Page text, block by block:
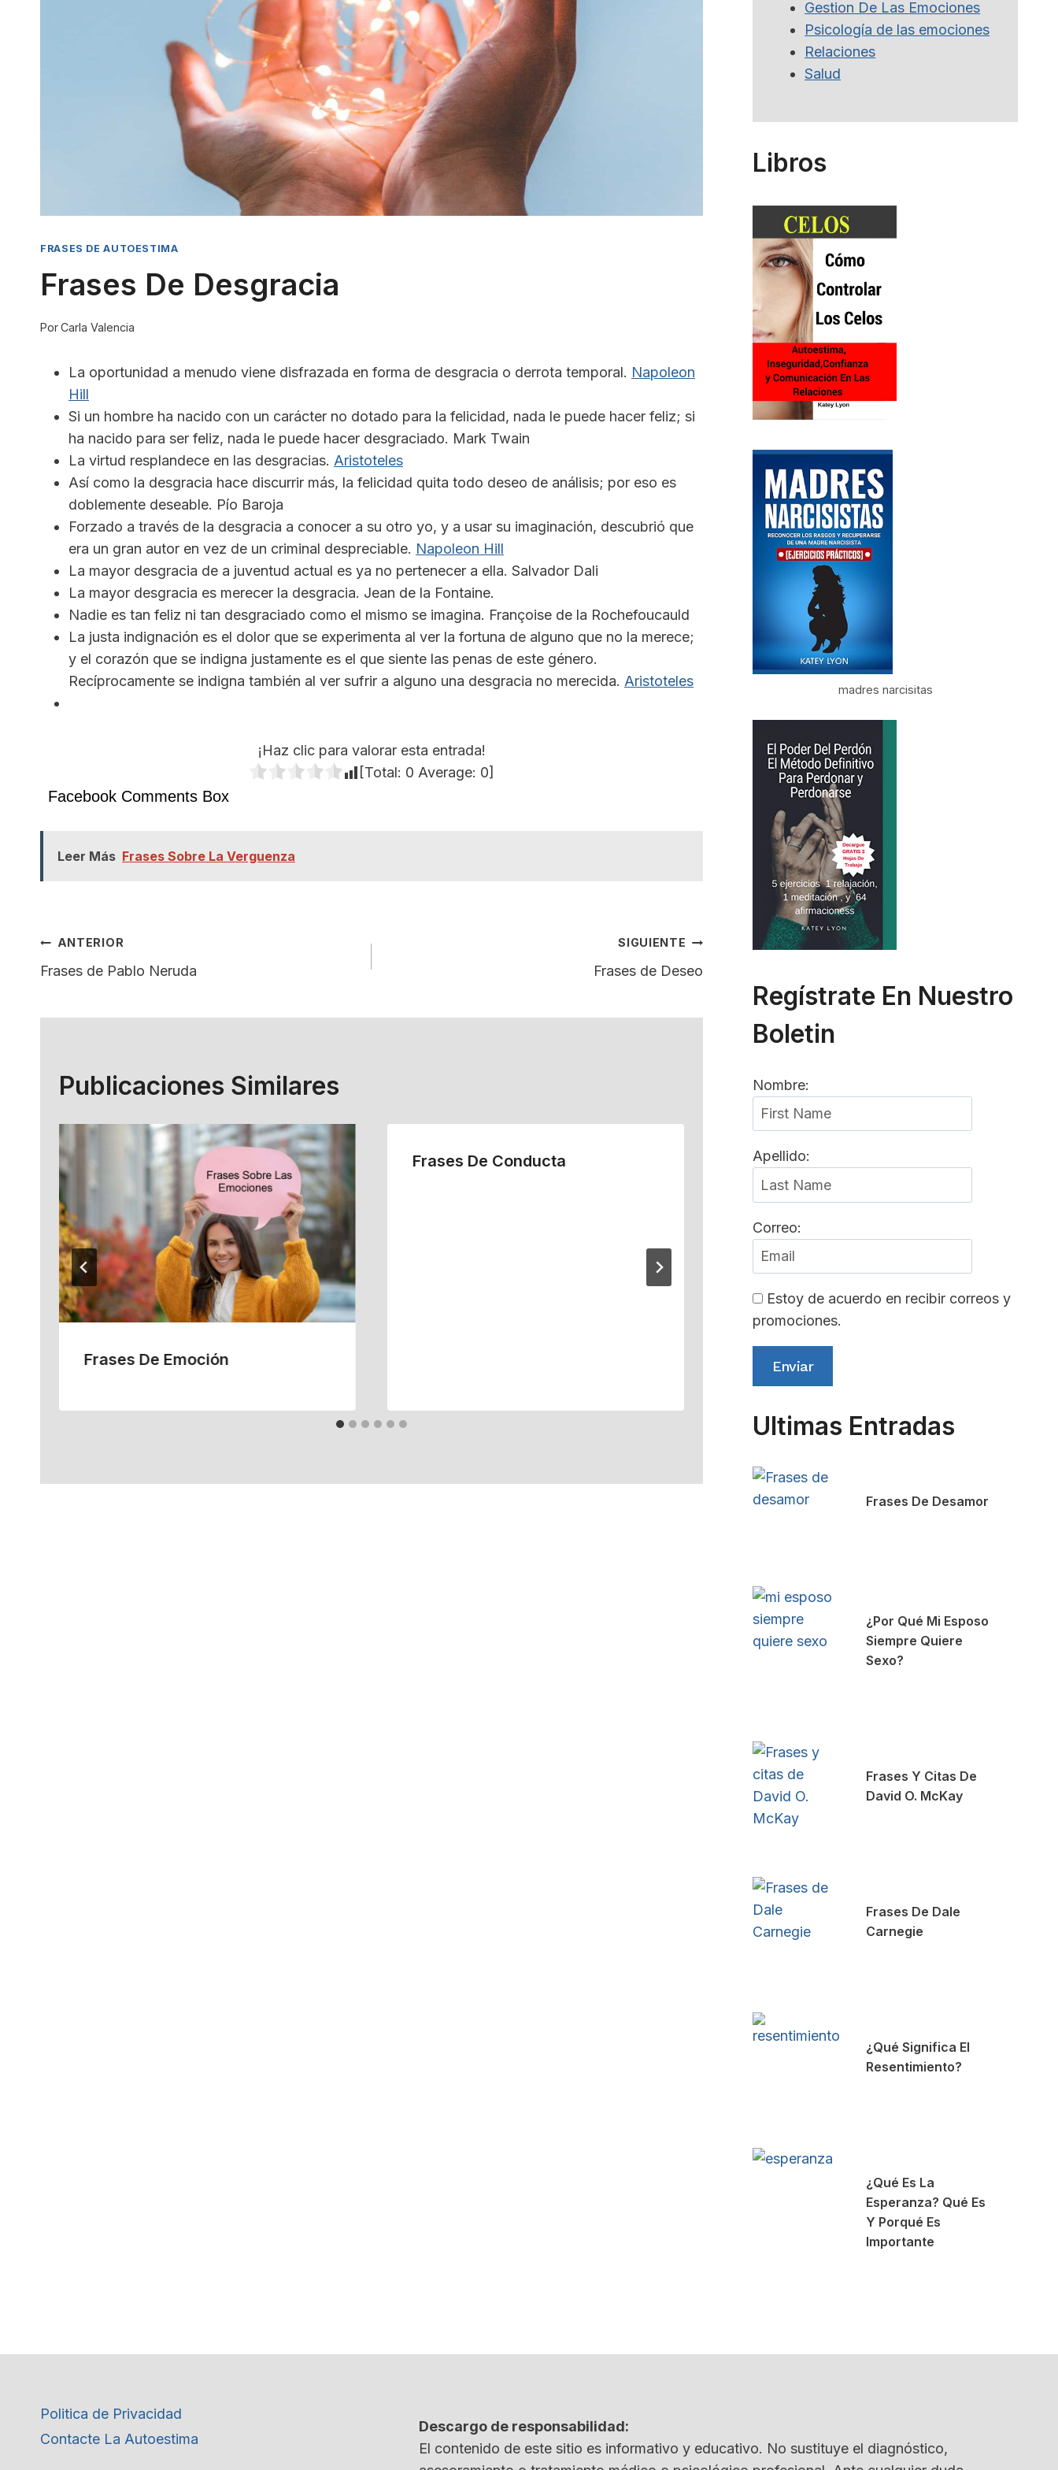
FRASES DE AUTOESTIMA
Frases De Desgracia
PorCarla Valencia
La oportunidad a menudo viene disfrazada en forma de desgracia o derrota temporal. Napoleon
Hill
Si un hombre ha nacido con un carácter no dotado para la felicidad, nada le puede hacer feliz; si
ha nacido para ser feliz, nada le puede hacer desgraciado. Mark Twain
La virtud resplandece en las desgracias. Aristoteles
Así como la desgracia hace discurrir más, la felicidad quita todo deseo de análisis; por eso es
doblemente deseable. Pío Baroja
Forzado a través de la desgracia a conocer a su otro yo, y a usar su imaginación, descubrió que
era un gran autor en vez de un criminal despreciable. Napoleon Hill
La mayor desgracia de a juventud actual es ya no pertenecer a ella. Salvador Dali
La mayor desgracia es merecer la desgracia. Jean de la Fontaine.
Nadie es tan feliz ni tan desgraciado como el mismo se imagina. Françoise de la Rochefoucauld
La justa indignación es el dolor que se experimenta al ver la fortuna de alguno que no la merece;
y el corazón que se indigna justamente es el que siente las penas de este género.
Recíprocamente se indigna también al ver sufrir a alguno una desgracia no merecida. Aristoteles
¡Haz clic para valorar esta entrada!
[Total: 0 Average: 0]
Facebook Comments Box
Leer Más Frases Sobre La Verguenza
Navegación
De
Entradas
ANTERIOR
Frases de Pablo Neruda
SIGUIENTE
Frases de Deseo
Publicaciones Similares
Frases De Emoción
Frases De Conducta
Frases De Tomás De Aquino
Gestion De Las Emociones
Psicología de las emociones
Relaciones
Salud
Libros
madres narcisitas
Regístrate En Nuestro
Boletin
Nombre:
Apellido:
Correo:
Estoy de acuerdo en recibir correos y
promociones.
Enviar
Ultimas Entradas
Frases De Desamor
¿Por Qué Mi Esposo
Siempre Quiere
Sexo?
Frases Y Citas De
David O. McKay
Frases De Dale
Carnegie
¿Qué Significa El
Resentimiento?
¿Qué Es La
Esperanza? Qué Es
Y Porqué Es
Importante
Politica de Privacidad
Contacte La Autoestima
Descargo de responsabilidad:
El contenido de este sitio es informativo y educativo. No sustituye el diagnóstico,